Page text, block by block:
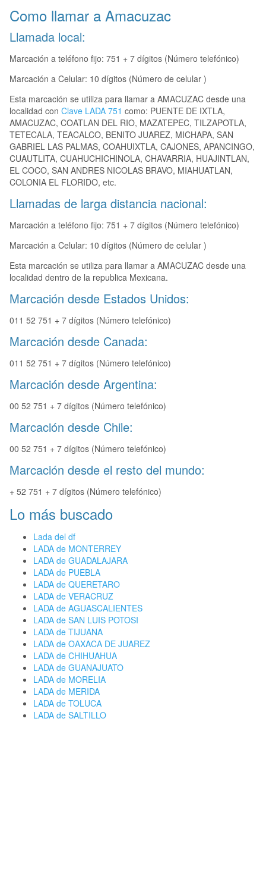
Como llamar a Amacuzac
Llamada local:
Marcación a teléfono fijo: 751 + 7 dígitos (Número telefónico)
Marcación a Celular: 10 dígitos (Número de celular )
Esta marcación se utiliza para llamar a AMACUZAC desde una
localidad con Clave LADA 751 como: PUENTE DE IXTLA,
AMACUZAC, COATLAN DEL RIO, MAZATEPEC, TILZAPOTLA,
TETECALA, TEACALCO, BENITO JUAREZ, MICHAPA, SAN
GABRIEL LAS PALMAS, COAHUIXTLA, CAJONES, APANCINGO,
CUAUTLITA, CUAHUCHICHINOLA, CHAVARRIA, HUAJINTLAN,
EL COCO, SAN ANDRES NICOLAS BRAVO, MIAHUATLAN,
COLONIA EL FLORIDO, etc.
Llamadas de larga distancia nacional:
Marcación a teléfono fijo: 751 + 7 dígitos (Número telefónico)
Marcación a Celular: 10 dígitos (Número de celular )
Esta marcación se utiliza para llamar a AMACUZAC desde una
localidad dentro de la republica Mexicana.
Marcación desde Estados Unidos:
011 52 751 + 7 dígitos (Número telefónico)
Marcación desde Canada:
011 52 751 + 7 dígitos (Número telefónico)
Marcación desde Argentina:
00 52 751 + 7 dígitos (Número telefónico)
Marcación desde Chile:
00 52 751 + 7 dígitos (Número telefónico)
Marcación desde el resto del mundo:
+ 52 751 + 7 dígitos (Número telefónico)
Lo más buscado
Lada del df
LADA de MONTERREY
LADA de GUADALAJARA
LADA de PUEBLA
LADA de QUERETARO
LADA de VERACRUZ
LADA de AGUASCALIENTES
LADA de SAN LUIS POTOSI
LADA de TIJUANA
LADA de OAXACA DE JUAREZ
LADA de CHIHUAHUA
LADA de GUANAJUATO
LADA de MORELIA
LADA de MERIDA
LADA de TOLUCA
LADA de SALTILLO